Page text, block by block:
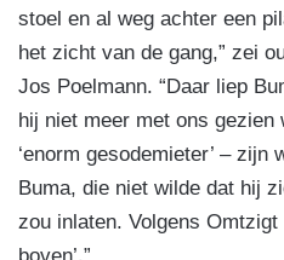
stoel en al weg achter een
het zicht van de gang,” zei
Jos Poelmann. “Daar liep
hij niet meer met ons gezien
‘enorm gesodemieter’ –
Buma, die niet wilde dat hij
zou inlaten. Volgens